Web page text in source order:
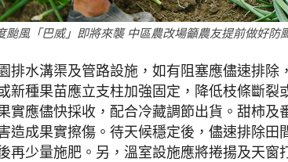
颱風「巴威」即將來襲 中區農改場籲農友提前做好防
排水溝渠及管路設施，如有阻塞應儘速排
新種果苗應立支柱加強固定，降低枝條斷
實應儘快採收，配合冷藏調節出貨。甜柿
造成果實擦傷。待天候穩定後，儘速排除
再少量施肥。另，溫室設施應將捲揚及天窗